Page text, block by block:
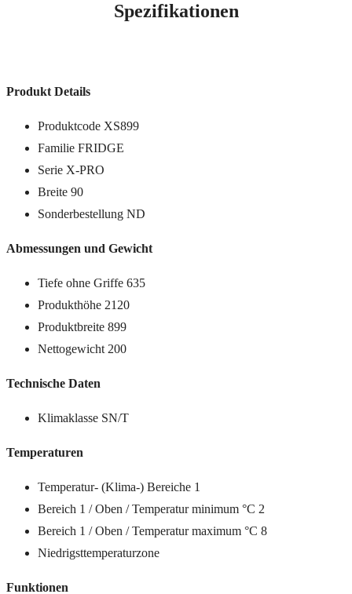
Spezifikationen
Produkt Details
Produktcode XS899
Familie FRIDGE
Serie X-PRO
Breite 90
Sonderbestellung ND
Abmessungen und Gewicht
Tiefe ohne Griffe 635
Produkthöhe 2120
Produktbreite 899
Nettogewicht 200
Technische Daten
Klimaklasse SN/T
Temperaturen
Temperatur- (Klima-) Bereiche 1
Bereich 1 / Oben / Temperatur minimum °C 2
Bereich 1 / Oben / Temperatur maximum °C 8
Niedrigsttemperaturzone
Funktionen